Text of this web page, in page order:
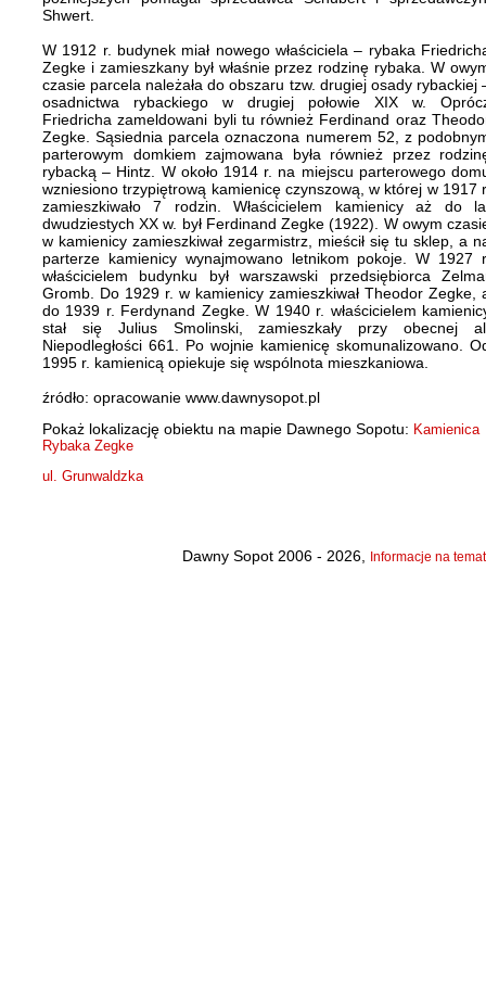
Shwert.
W 1912 r. budynek miał nowego właściciela – rybaka
Zegke i zamieszkany był właśnie przez rodzinę rybaka. W
czasie parcela należała do obszaru tzw. drugiej osady rybackiej
osadnictwa rybackiego w drugiej połowie XIX w.
Friedricha zameldowani byli tu również Ferdinand oraz
Zegke. Sąsiednia parcela oznaczona numerem 52, z
parterowym domkiem zajmowana była również przez
rybacką – Hintz. W około 1914 r. na miejscu parterowego
wzniesiono trzypiętrową kamienicę czynszową, w której w 1917
zamieszkiwało 7 rodzin. Właścicielem kamienicy aż do
dwudziestych XX w. był Ferdinand Zegke (1922). W owym
w kamienicy zamieszkiwał zegarmistrz, mieścił się tu sklep, a
parterze kamienicy wynajmowano letnikom pokoje. W 1927
właścicielem budynku był warszawski przedsiębiorca
Gromb. Do 1929 r. w kamienicy zamieszkiwał Theodor Zegke,
do 1939 r. Ferdynand Zegke. W 1940 r. właścicielem
stał się Julius Smolinski, zamieszkały przy obecnej
Niepodległości 661. Po wojnie kamienicę skomunalizowano.
1995 r. kamienicą opiekuje się wspólnota mieszkaniowa.
źródło: opracowanie www.dawnysopot.pl
Pokaż lokalizację obiektu na mapie Dawnego Sopotu: Kamienica
Rybaka Zegke
ul. Grunwaldzka
Dawny Sopot 2006 - 2026, Informacje na